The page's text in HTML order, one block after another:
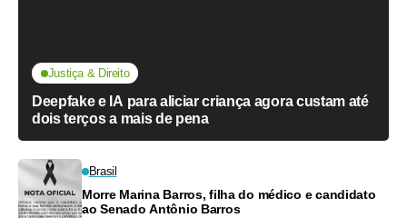
Justiça & Direito
Deepfake e IA para aliciar criança agora custam até
dois terços a mais de pena
Brasil
Morre Marina Barros, filha do médico e candidato
ao Senado Antônio Barros